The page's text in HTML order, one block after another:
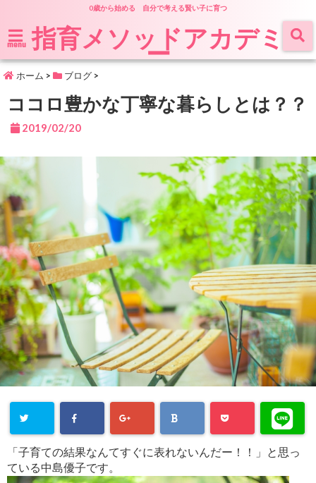
0歳から始める 自分で考える賢い子に育つ
menu 指育メソッドアカデミ
ー
ホーム > ブログ >
ココロ豊かな丁寧な暮らしとは？？
2019/02/20
「子育ての結果なんてすぐに表れないんだー！！」と思っ
ている中島優子です。